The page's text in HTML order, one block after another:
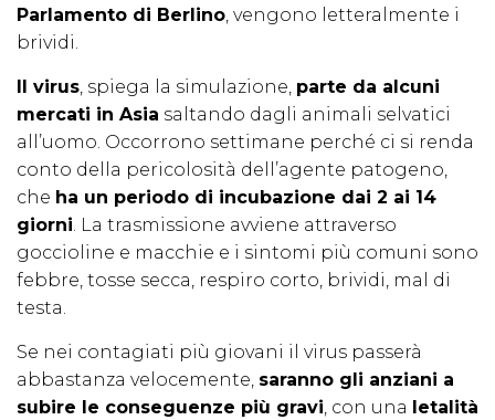
Parlamento di Berlino, vengono letteralmente i
brividi.
Il virus, spiega la simulazione, parte da alcuni
mercati in Asia saltando dagli animali selvatici
all’uomo. Occorrono settimane perché ci si renda
conto della pericolosità dell’agente patogeno,
che ha un periodo di incubazione dai 2 ai 14
giorni. La trasmissione avviene attraverso
goccioline e macchie e i sintomi più comuni sono
febbre, tosse secca, respiro corto, brividi, mal di
testa.
Se nei contagiati più giovani il virus passerà
abbastanza velocemente, saranno gli anziani a
subire le conseguenze più gravi, con una
letalità